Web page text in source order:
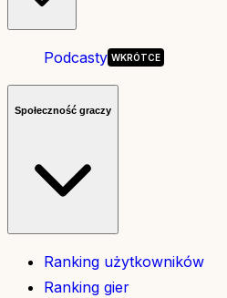
Podcasty
Społeczność graczy
Ranking użytkowników
Ranking gier